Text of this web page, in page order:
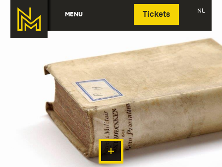
MENU Tickets NL
Deutsch